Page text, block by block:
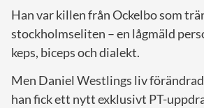
Han var killen från Ockelbo som
stockholmseliten – en lågmäld
keps, biceps och dialekt.
Men Daniel Westlings liv
han fick ett nytt exklusivt PT-